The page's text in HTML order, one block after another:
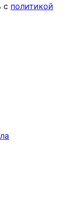
с политикой